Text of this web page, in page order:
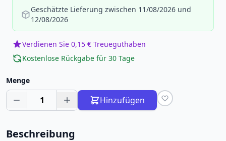
Geschätzte Lieferung zwischen 11/08/2026 und
12/08/2026
Verdienen Sie 0,15 € Treueguthaben
Kostenlose Rückgabe für 30 Tage
Menge
1 Hinzufügen
Beschreibung